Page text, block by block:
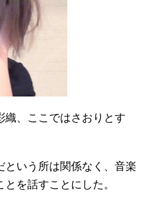
織、ここではさおりとす
という所は関係なく、音楽
を話すことにした。